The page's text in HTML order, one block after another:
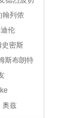
翰列侬
伦
史密斯
斯布朗特
奥兹